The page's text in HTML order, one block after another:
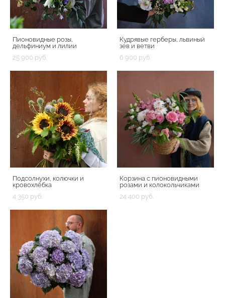
Пионовидные розы,
дельфиниум и лилии
25 900 pуб.
Кудрявые герберы, львиный
зев и ветви
6 900 pуб.
Подсолнухи, колючки и
кровохлёбка
4 350 pуб.
Корзина с пионовидными
розами и колокольчиками
24 400 pуб.